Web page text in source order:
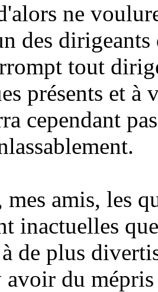
ne
des
tout
présents et à
cependant
mes amis, les
inactuelles
de plus
du mépris